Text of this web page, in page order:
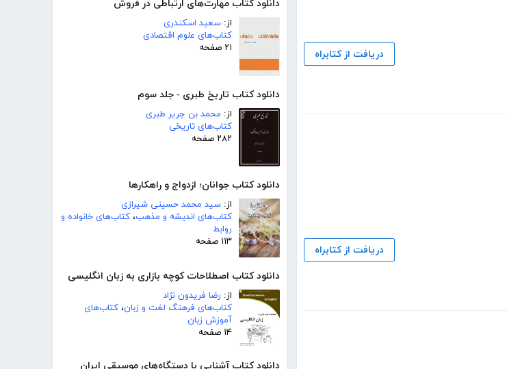
دانلود کتاب مهارت‌های ارتباطی در فروش
از: سعید اسکندری
کتاب‌های علوم اقتصادی
۲۱ صفحه
دانلود کتاب تاریخ طبری - جلد سوم
از: محمد بن جریر طبری
کتاب‌های تاریخی
۲۸۲ صفحه
دانلود کتاب جوانان؛ ازدواج و راهکارها
از: سید محمد حسینی شیرازی
کتاب‌های اندیشه و مذهب، کتاب‌های خانواده و
روابط
۱۱۳ صفحه
دانلود کتاب اصطلاحات کوچه بازاری به زبان انگلیسی
از: رضا فریدون نژاد
کتاب‌های فرهنگ لغت و زبان، کتاب‌های
آموزش زبان
۱۴ صفحه
دانلود کتاب آشنایی با دستگاه‌های موسیقی ایران
دریافت از کتابراه
دریافت از کتابراه